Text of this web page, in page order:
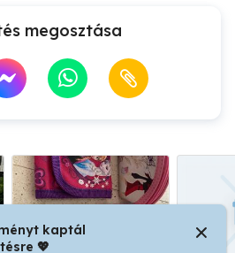
megosztása
kaptál
💖